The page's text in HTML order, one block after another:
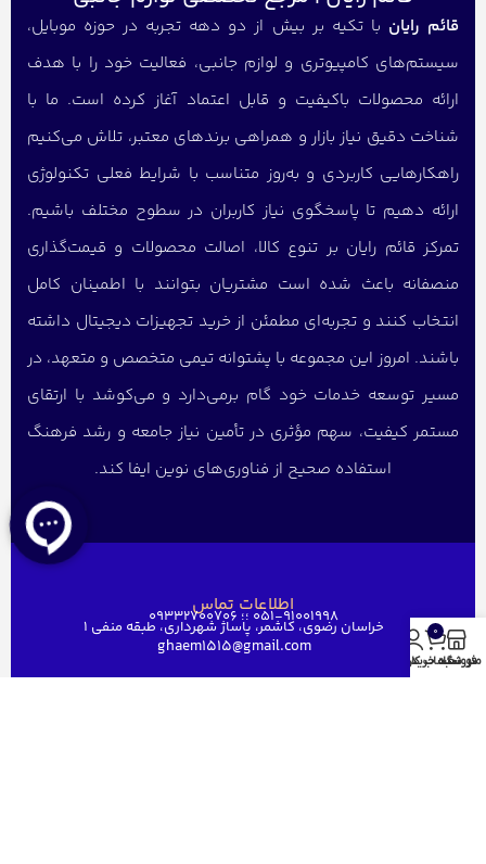
قائم رایان با تکیه بر بیش از دو دهه تجربه در حوزه موبایل،
سیستم‌های کامپیوتری و لوازم جانبی، فعالیت خود را با هدف
ارائه محصولات باکیفیت و قابل اعتماد آغاز کرده است. ما با
شناخت دقیق نیاز بازار و همراهی برندهای معتبر، تلاش می‌کنیم
راهکارهایی کاربردی و به‌روز متناسب با شرایط فعلی تکنولوژی
ارائه دهیم تا پاسخگوی نیاز کاربران در سطوح مختلف باشیم.
تمرکز قائم رایان بر تنوع کالا، اصالت محصولات و قیمت‌گذاری
منصفانه باعث شده است مشتریان بتوانند با اطمینان کامل
انتخاب کنند و تجربه‌ای مطمئن از خرید تجهیزات دیجیتال داشته
باشند. امروز این مجموعه با پشتوانه تیمی متخصص و متعهد، در
مسیر توسعه خدمات خود گام برمی‌دارد و می‌کوشد با ارتقای
مستمر کیفیت، سهم مؤثری در تأمین نیاز جامعه و رشد فرهنگ
استفاده صحیح از فناوری‌های نوین ایفا کند.
اطلاعات تماس051-91001998 ؛؛ 09332700706
خراسان رضوی، کاشمر، پاساژ شهرداری، طبقه منفی ۱
ghaem1515@gmail.com
منوفروشگاه
0
سبد خرید
حساب کاربری من